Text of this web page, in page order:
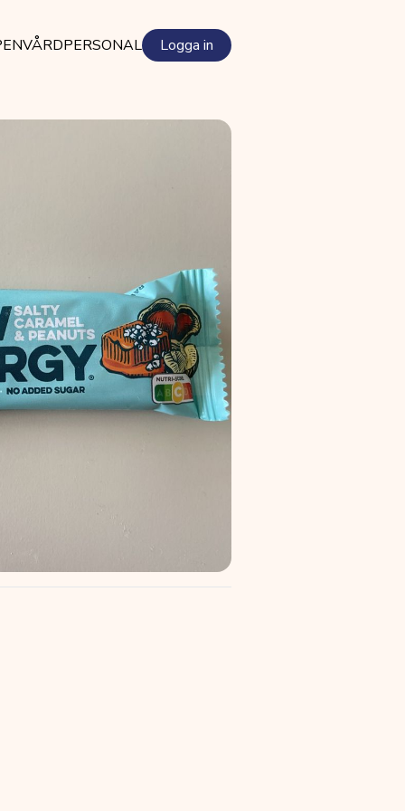
VÅRDPERSONAL Logga in